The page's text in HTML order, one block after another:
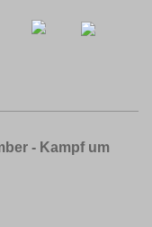
- Kampf um